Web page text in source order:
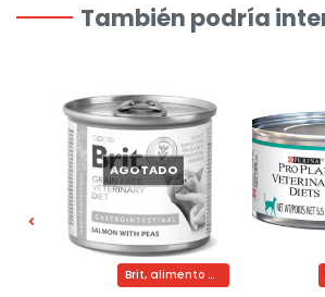
También podría
AGOTADO
Brit, alimento húmedo medicado gastrointestinal para gatos